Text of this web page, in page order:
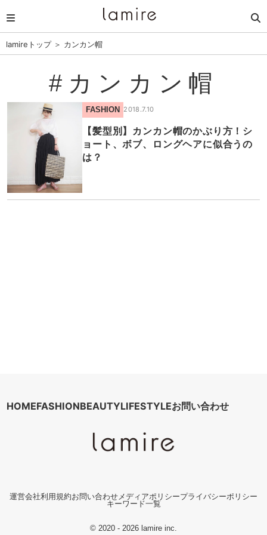
lamireトップ＞ カンカン帽
#カンカン帽
FASHION 2018.7.10
【髪型別】カンカン帽のかぶり方！シ
ョート、ボブ、ロングヘアに似合うの
は？
HOMEFASHIONBEAUTYLIFESTYLEお問い合わせ
運営会社利用規約お問い合わせメディアポリシープライバシーポリシー
キーワード一覧
© 2020 - 2026 lamire inc.